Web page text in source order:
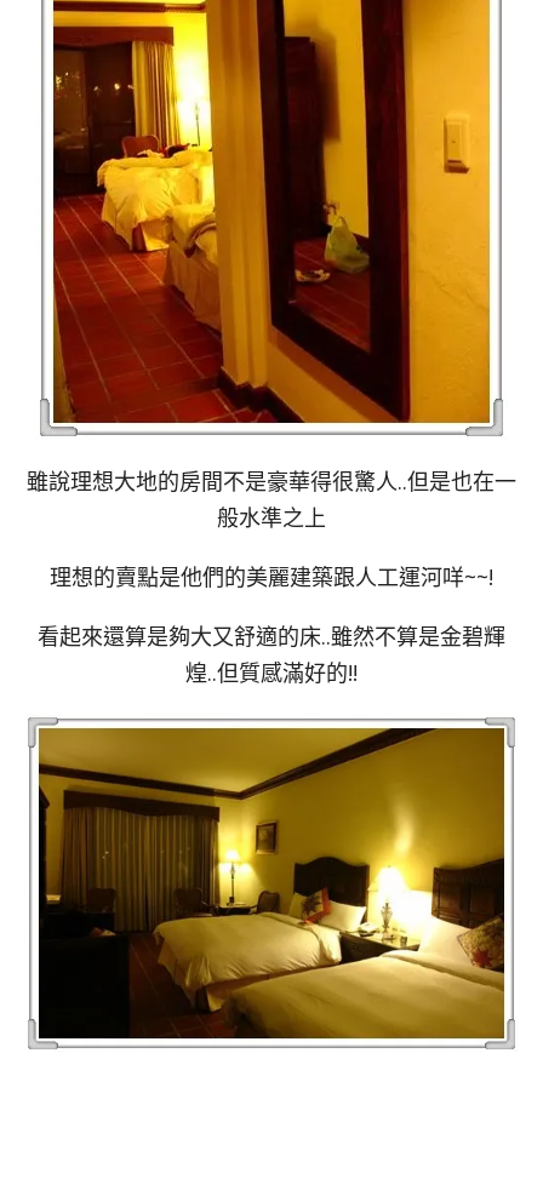
雖說理想大地的房間不是豪華得很驚人..但是也在一
般水準之上
理想的賣點是他們的美麗建築跟人工運河咩~~!
看起來還算是夠大又舒適的床..雖然不算是金碧輝
煌..但質感滿好的!!